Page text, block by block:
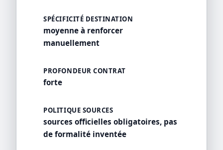
SPÉCIFICITÉ DESTINATION
moyenne à renforcer
manuellement
PROFONDEUR CONTRAT
forte
POLITIQUE SOURCES
sources officielles obligatoires, pas
de formalité inventée